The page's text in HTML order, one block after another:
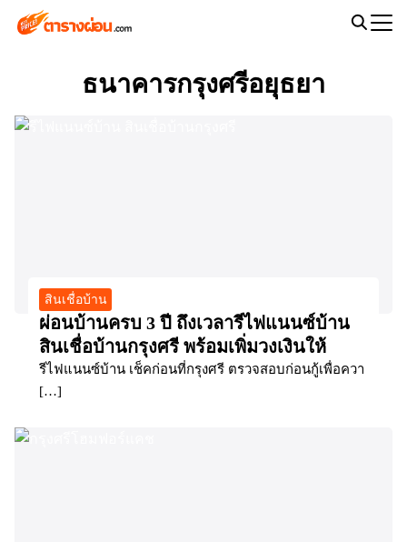
ธนาคารกรุงศรีอยุธยา
สินเชื่อบ้าน
ผ่อนบ้านครบ 3 ปี ถึงเวลารีไฟแนนซ์บ้าน
สินเชื่อบ้านกรุงศรี พร้อมเพิ่มวงเงินให้
รีไฟแนนซ์บ้าน เช็คก่อนที่กรุงศรี ตรวจสอบก่อนกู้เพื่อควา
[…]